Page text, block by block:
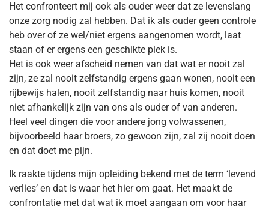
Het confronteert mij ook als ouder weer dat ze levenslang
onze zorg nodig zal hebben. Dat ik als ouder geen controle
heb over of ze wel/niet ergens aangenomen wordt, laat
staan of er ergens een geschikte plek is.
Het is ook weer afscheid nemen van dat wat er nooit zal
zijn, ze zal nooit zelfstandig ergens gaan wonen, nooit een
rijbewijs halen, nooit zelfstandig naar huis komen, nooit
niet afhankelijk zijn van ons als ouder of van anderen.
Heel veel dingen die voor andere jong volwassenen,
bijvoorbeeld haar broers, zo gewoon zijn, zal zij nooit doen
en dat doet me pijn.
Ik raakte tijdens mijn opleiding bekend met de term ‘levend
verlies’ en dat is waar het hier om gaat. Het maakt de
confrontatie met dat wat ik moet aangaan om voor haar